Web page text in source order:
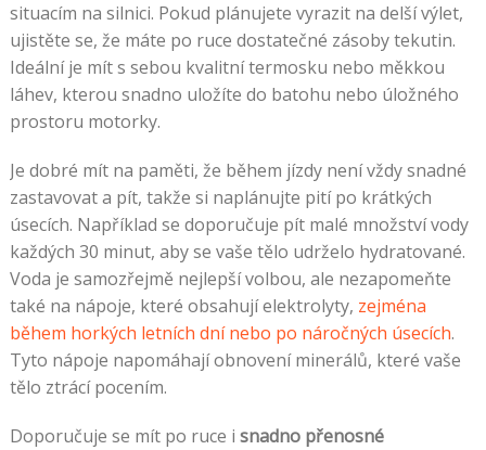
situacím na silnici. Pokud plánujete vyrazit na delší výlet,
ujistěte se, že máte po ruce dostatečné zásoby tekutin.
Ideální je mít s sebou kvalitní termosku nebo měkkou
láhev, kterou snadno uložíte do batohu nebo úložného
prostoru motorky.
Je dobré mít na paměti, že během jízdy není vždy snadné
zastavovat a pít, takže si naplánujte pití po krátkých
úsecích. Například se doporučuje pít malé množství vody
každých 30 minut, aby se vaše tělo udrželo hydratované.
Voda je samozřejmě nejlepší volbou, ale nezapomeňte
také na nápoje, které obsahují elektrolyty, zejména
během horkých letních dní nebo po náročných úsecích.
Tyto nápoje napomáhají obnovení minerálů, které vaše
tělo ztrácí pocením.
Doporučuje se mít po ruce i snadno přenosné